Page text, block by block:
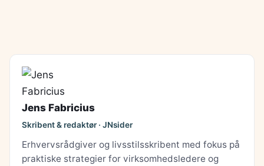
Jens Fabricius
Skribent & redaktør · JNsider
Erhvervsrådgiver og livsstilsskribent med fokus på
praktiske strategier for virksomhedsledere og